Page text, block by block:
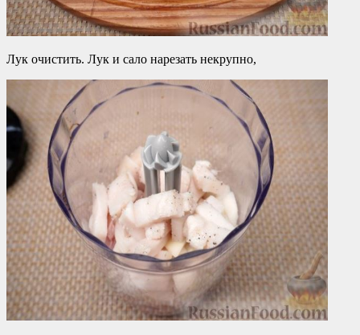
Лук очистить. Лук и сало нарезать некрупно,